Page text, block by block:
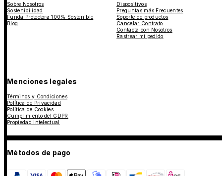
Sobre Nosotros
Sostenibilidad
Funda Protectora 100% Sostenible
Blog
Dispositivos
Preguntas más Frecuentes
Soporte de productos
Cancelar Contrato
Contacta con Nosotros
Rastrear mi pedido
Menciones legales
Términos y Condiciones
Política de Privacidad
Política de Cookies
Cumplimiento del GDPR
Propiedad Intelectual
Métodos de pago